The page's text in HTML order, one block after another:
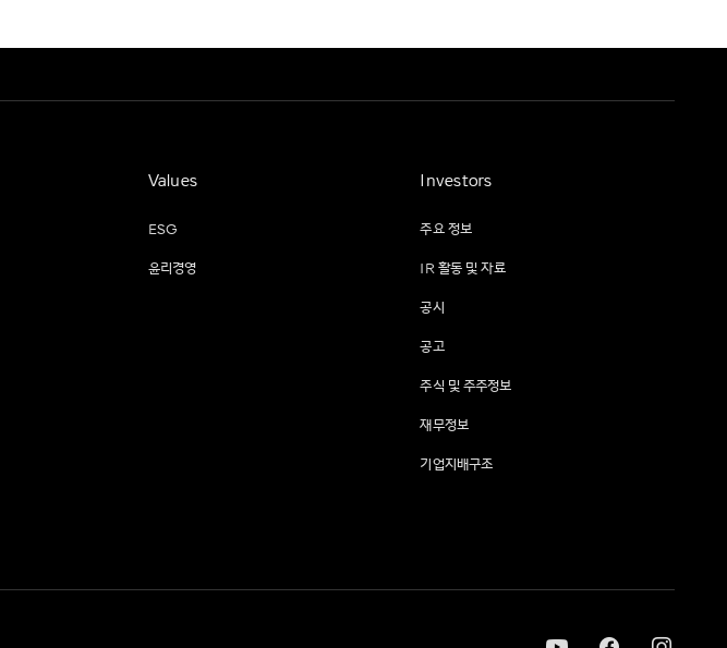
Values
ESG
윤리경영
Investors
주요 정보
IR 활동 및 자료
공시
공고
주식 및 주주정보
재무정보
기업지배구조